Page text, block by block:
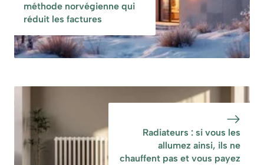
méthode norvégienne qui
réduit les factures
Radiateurs : si vous les
allumez ainsi, ils ne
chauffent pas et vous payez